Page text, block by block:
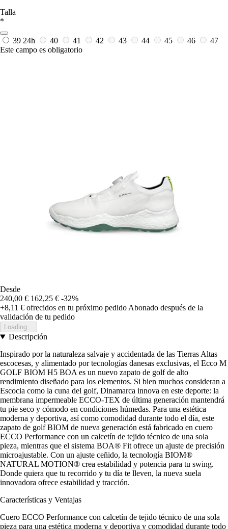
Talla
*
39 24h 40 41 42 43 44 45 46
47
Este campo es obligatorio
Desde
240,00 € 162,25 € -32%
+8,11 € ofrecidos en tu próximo pedido Abonado después de la
validación de tu pedido
Loading...
Descripción
Inspirado por la naturaleza salvaje y accidentada de las Tierras Altas
escocesas, y alimentado por tecnologías danesas exclusivas, el Ecco M
GOLF BIOM H5 BOA es un nuevo zapato de golf de alto
rendimiento diseñado para los elementos. Si bien muchos consideran a
Escocia como la cuna del golf, Dinamarca innova en este deporte: la
membrana impermeable ECCO-TEX de última generación mantendrá
tu pie seco y cómodo en condiciones húmedas. Para una estética
moderna y deportiva, así como comodidad durante todo el día, este
zapato de golf BIOM de nueva generación está fabricado en cuero
ECCO Performance con un calcetín de tejido técnico de una sola
pieza, mientras que el sistema BOA® Fit ofrece un ajuste de precisión
microajustable. Con un ajuste ceñido, la tecnología BIOM®
NATURAL MOTION® crea estabilidad y potencia para tu swing.
Donde quiera que tu recorrido y tu día te lleven, la nueva suela
innovadora ofrece estabilidad y tracción.
Características y Ventajas
Cuero ECCO Performance con calcetín de tejido técnico de una sola
pieza para una estética moderna y deportiva y comodidad durante todo